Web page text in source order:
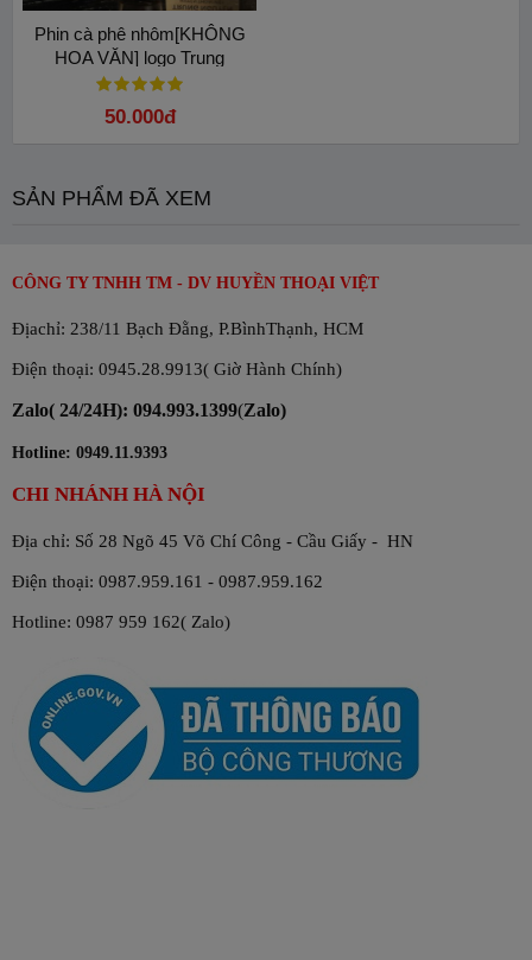
Phin cà phê nhôm[KHÔNG
HOA VĂN] logo Trung
Nguyên: Bí quyết pha cà phê
ngon
50.000đ
SẢN PHẨM ĐÃ XEM
CÔNG TY TNHH TM - DV HUYỀN THOẠI VIỆT
Địachỉ: 238/11 Bạch Đằng, P.BìnhThạnh, HCM
Điện thoại: 0945.28.9913( Giờ Hành Chính)
Zalo( 24/24H): 094.993.1399(Zalo)
Hotline: 0949.11.9393
CHI NHÁNH HÀ NỘI
Địa chỉ: Số 28 Ngõ 45 Võ Chí Công - Cầu Giấy - HN
Điện thoại: 0987.959.161 - 0987.959.162
Hotline: 0987 959 162( Zalo)